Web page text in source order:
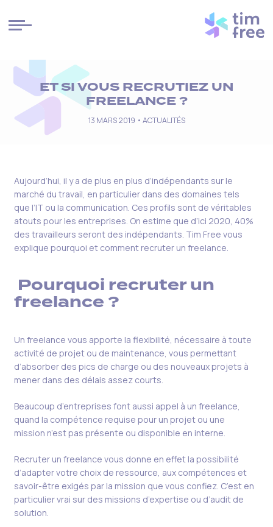
ET SI VOUS RECRUTIEZ UN
FREELANCE ?
13 MARS 2019 • ACTUALITÉS
Aujourd’hui, il y a de plus en plus d’indépendants sur le
marché du travail, en particulier dans des domaines tels
que l’IT ou la communication. Ces profils sont de véritables
atouts pour les entreprises. On estime que d’ici 2020, 40%
des travailleurs seront des indépendants. Tim Free vous
explique pourquoi et comment recruter un freelance.
Pourquoi recruter un
freelance ?
Un freelance vous apporte la flexibilité, nécessaire à toute
activité de projet ou de maintenance, vous permettant
d’absorber des pics de charge ou des nouveaux projets à
mener dans des délais assez courts.
Beaucoup d’entreprises font aussi appel à un freelance,
quand la compétence requise pour un projet ou une
mission n’est pas présente ou disponible en interne.
Recruter un freelance vous donne en effet la possibilité
d’adapter votre choix de ressource, aux compétences et
savoir-être exigés par la mission que vous confiez. C’est en
particulier vrai sur des missions d’expertise ou d’audit de
solution.